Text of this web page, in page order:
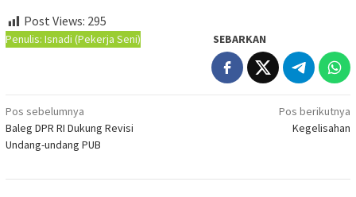
Post Views: 295
Penulis: Isnadi (Pekerja Seni) SEBARKAN
Navigasi
pos
Pos sebelumnya
Baleg DPR RI Dukung Revisi
Undang-undang PUB
Pos berikutnya
Kegelisahan